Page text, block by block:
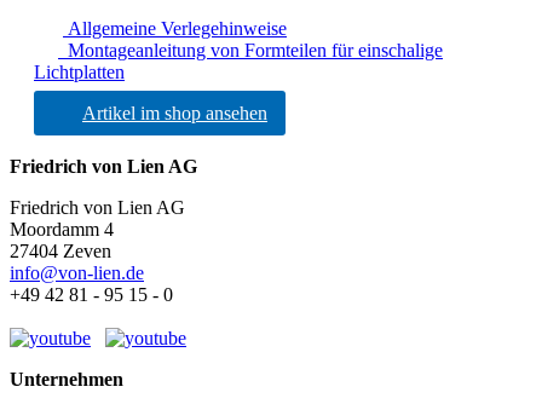
Allgemeine Verlegehinweise
Montageanleitung von Formteilen für einschalige
Lichtplatten
Artikel im shop ansehen
Friedrich von Lien AG
Friedrich von Lien AG
Moordamm 4
27404 Zeven
info@von-lien.de
+49 42 81 - 95 15 - 0
Unternehmen